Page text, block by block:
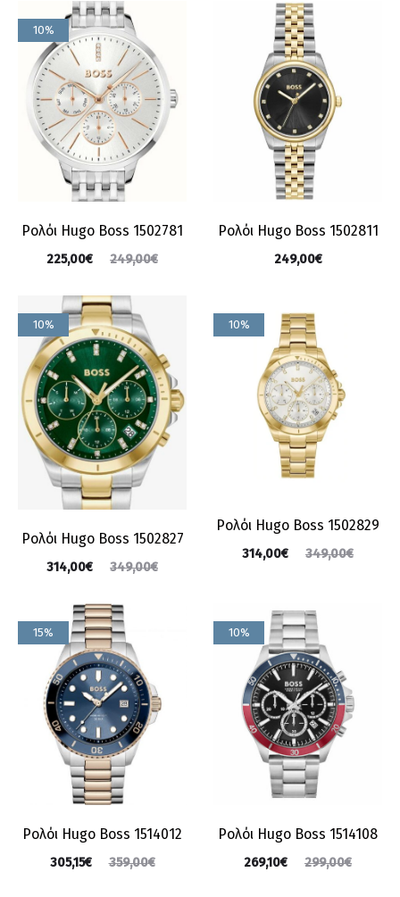
10%
Ρολόι Hugo Boss 1502781
249,00€
225,00€
Ρολόι Hugo Boss 1502811
249,00€
10%
Ρολόι Hugo Boss 1502827
349,00€
314,00€
10%
Ρολόι Hugo Boss 1502829
349,00€
314,00€
15%
Ρολόι Hugo Boss 1514012
359,00€
305,15€
10%
Ρολόι Hugo Boss 1514108
299,00€
269,10€